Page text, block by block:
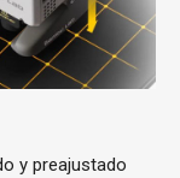
y preajustado